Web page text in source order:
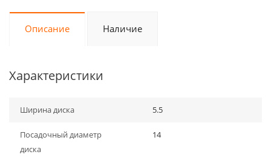
Описание Наличие
Характеристики
Ширина диска 5.5
Посадочный диаметр
диска
14